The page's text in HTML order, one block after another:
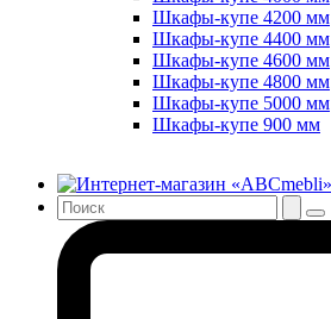
Шкафы-купе 4200 мм
Шкафы-купе 4400 мм
Шкафы-купе 4600 мм
Шкафы-купе 4800 мм
Шкафы-купе 5000 мм
Шкафы-купе 900 мм